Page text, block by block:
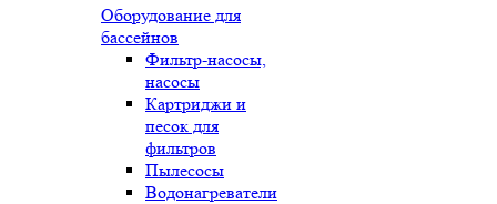
Оборудование для
бассейнов
Фильтр-насосы,
насосы
Картриджи и
песок для
фильтров
Пылесосы
Водонагреватели